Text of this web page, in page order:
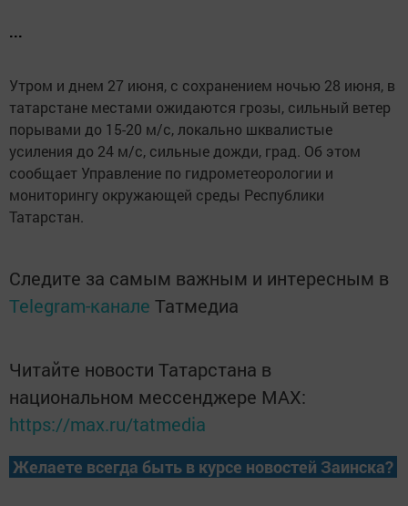
...
Утром и днем 27 июня, с сохранением ночью 28 июня, в
татарстане местами ожидаются грозы, сильный ветер
порывами до 15-20 м/с, локально шквалистые
усиления до 24 м/с, сильные дожди, град. Об этом
сообщает Управление по гидрометеорологии и
мониторингу окружающей среды Республики
Татарстан.
Следите за самым важным и интересным в
Telegram-канале Татмедиа
Читайте новости Татарстана в
национальном мессенджере MАХ:
https://max.ru/tatmedia
Желаете всегда быть в курсе новостей Заинска?